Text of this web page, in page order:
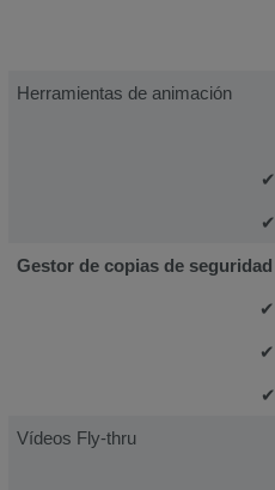
Herramientas de animación
✔
✔
Gestor de copias de seguridad
✔
✔
✔
Vídeos Fly-thru